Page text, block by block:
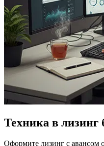
Техника в лизинг
Оформите лизинг с авансом